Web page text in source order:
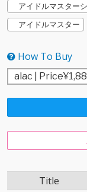
アイドルマスター
アイドルマスター
How To Buy
Title